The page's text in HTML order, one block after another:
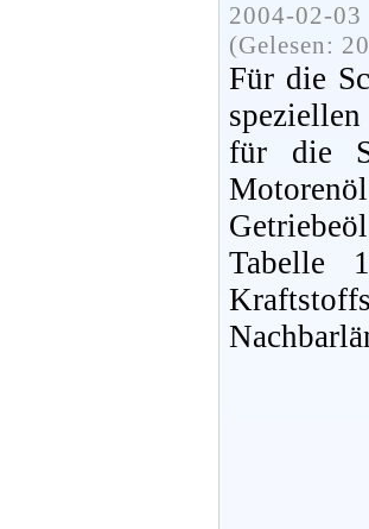
2004-02-
(Gelesen:
Für die
für die
Tabelle